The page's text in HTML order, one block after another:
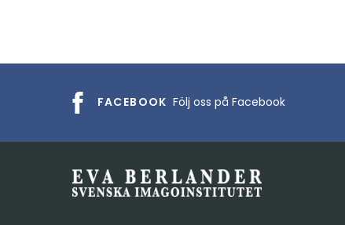
FACEBOOK Följ oss på Facebook